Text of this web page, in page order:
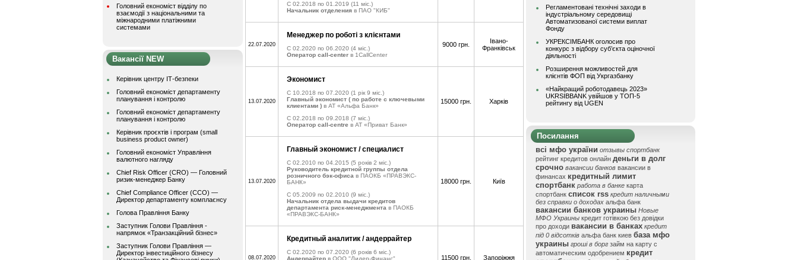
Головний економіст відділу по
взаємодії з національними та
міжнародними платіжними
системами
Вакансії NEW
Керівник центру ІТ-безпеки
Головний економіст департаменту
планування і контролю
Головний економіст департаменту
планування і контролю
Керівник проєктів і програм (small
business product owner)
Головний економіст Управління
валютного нагляду
Chief Risk Officer (CRO) — Головний
ризик-менеджер Банку
Chief Compliance Officer (CCO) —
Директор департаменту комплаєнсу
Голова Правління Банку
Заступник Голови Правління -
напрямок «Транзакційний бізнес»
Заступник Голови Правління —
Директор інвестиційного бізнесу
C 02.2018 по 01.2019 (11 міс.)
Начальник отделения в ПАО "КИБ"
22.07.2020
Менеджер по роботі з клієнтами
C 02.2020 по 06.2020 (4 міс.)
Оператор call-center в 1CallCenter
9000 грн.
Івано-
Франківськ
13.07.2020
Экономист
C 10.2018 по 07.2020 (1 рік 9 міс.)
Главный экономист ( по работе с ключевыми
клиентами ) в АТ «Альфа Банк»
C 02.2018 по 09.2018 (7 міс.)
Оператор call-centre в АТ «Приват Банк»
15000 грн. Харків
13.07.2020
Главный экономист / специалист
C 02.2010 по 04.2015 (5 років 2 міс.)
Руководитель кредитной группы отдела
розничного бэк-офиса в ПАОКБ «ПРАВЭКС-
БАНК»
C 05.2009 по 02.2010 (9 міс.)
Начальник отдела выдачи кредитов
департамента риск-менеджмента в ПАОКБ
«ПРАВЭКС-БАНК»
18000 грн. Київ
08.07.2020
Кредитный аналитик / андеррайтер
C 02.2020 по 07.2020 (6 років 6 міс.)
Андеррайтер в ООО "Лидер-Финанс"
11500 грн. Запоріжжя
Регламентовані технічні заходи в
індустріальному середовищі
Автоматизованої системи виплат
Фонду
УКРЕКСІМБАНК оголосив про
конкурс з відбору суб’єкта оціночної
діяльності
Розширення можливостей для
клієнтів ФОП від Укргазбанку
«Найкращий роботодавець 2023»
UKRSIBBANK увійшов у ТОП-5
рейтингу від UGEN
Посилання
всі мфо україни отзывы спортбанк
рейтинг кредитов онлайн деньги в долг
срочно вакансии банков вакансии в
финансах кредитный лимит
спортбанк работа в банке карта
спортбанк список rss кредит наличными
без справки о доходах альфа банк
вакансии банков украины Новые
МФО Украины кредит готівкою без довідки
про доходи вакансии в банках кредит
під 0 відсотків альфа банк киев база мфо
украины гроші в борг займ на карту с
автоматическим одобрением кредит